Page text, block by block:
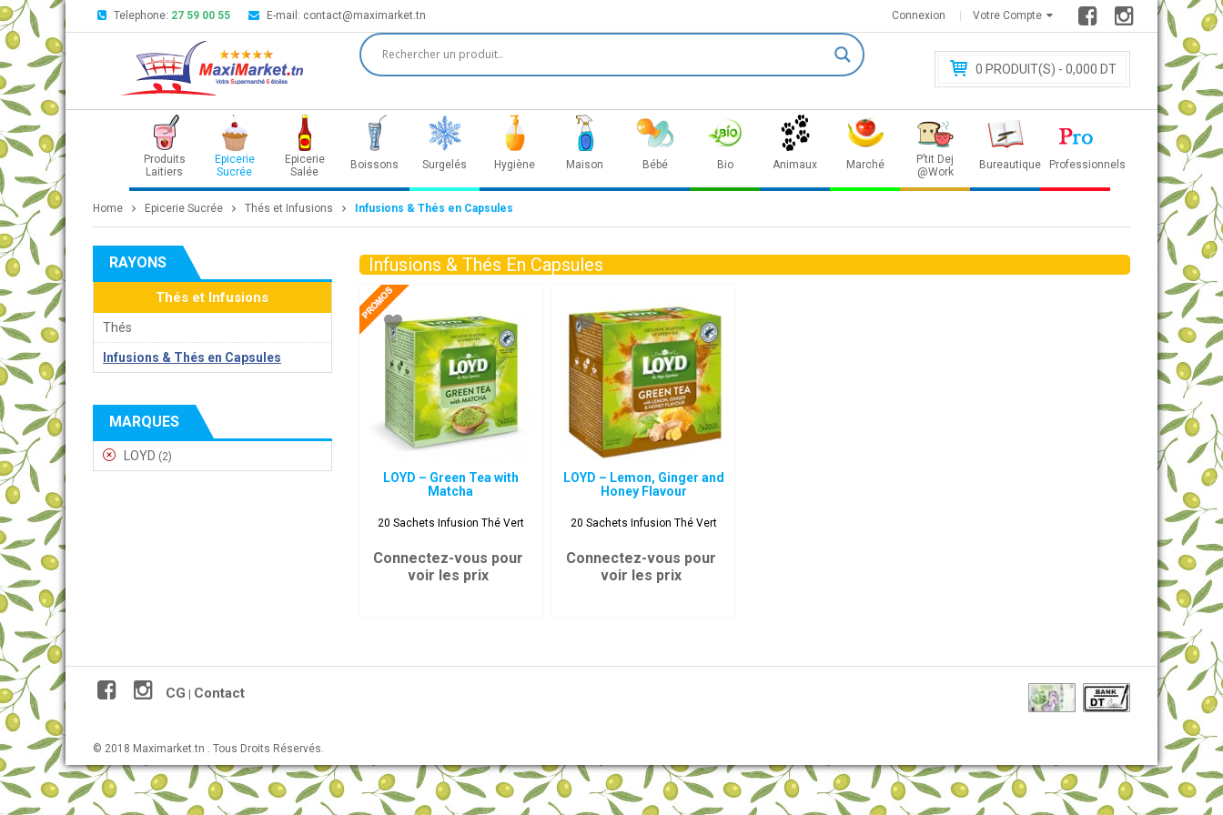
Telephone: 27 59 00 55 E-mail: contact@maximarket.tn Votre Compte
Connexion
0 PRODUIT(S) - 0,000 DT
Produits
Laitiers
Epicerie
Sucrée
Epicerie
Salée
Boissons Surgelés Hygiène Maison Bébé Bio Animaux Marché
P’tit Dej
@Work
Bureautique Professionnels
Home Epicerie Sucrée Thés et Infusions Infusions & Thés en Capsules
RAYONS
Thés et Infusions
Thés
Infusions & Thés en Capsules
MARQUES
LOYD (2)
Infusions & Thés En Capsules
LOYD – Green Tea with
Matcha
20 Sachets Infusion Thé Vert
Connectez-vous pour
voir les prix
LOYD – Lemon, Ginger and
Honey Flavour
20 Sachets Infusion Thé Vert
Connectez-vous pour
voir les prix
CG Contact
© 2018 Maximarket.tn . Tous Droits Réservés.